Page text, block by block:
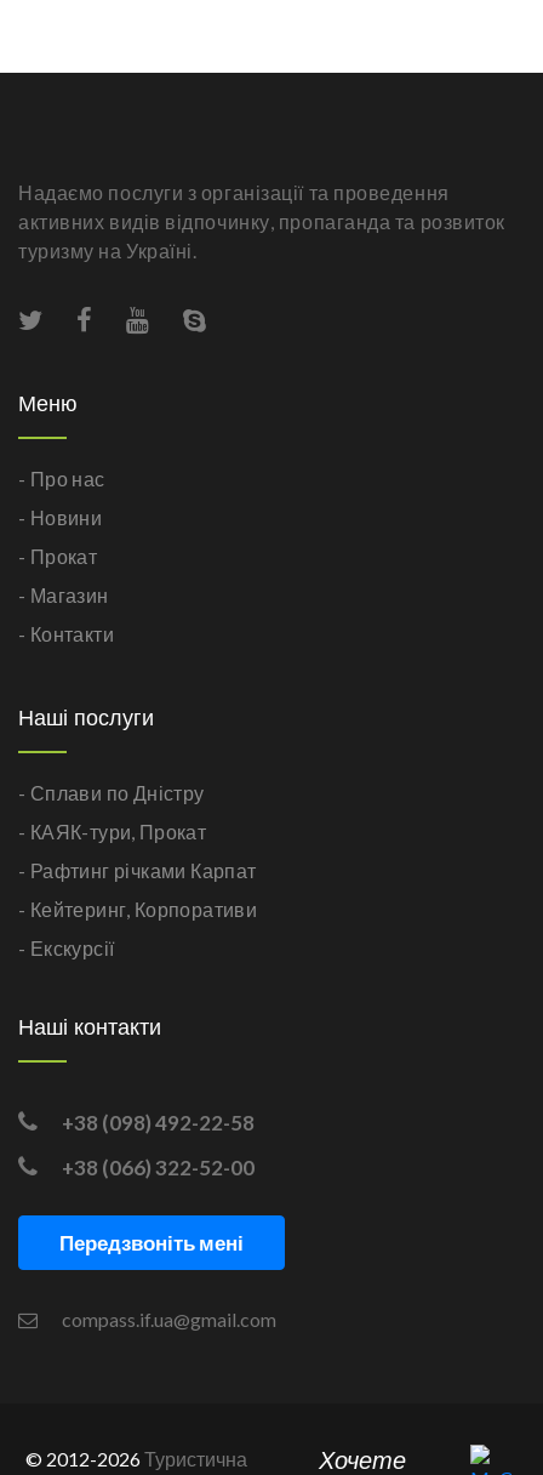
Надаємо послуги з організації та проведення
активних видів відпочинку, пропаганда та розвиток
туризму на Україні.
Меню
- Про нас
- Новини
- Прокат
- Магазин
- Контакти
Наші послуги
- Сплави по Дністру
- КАЯК-тури, Прокат
- Рафтинг річками Карпат
- Кейтеринг, Корпоративи
- Екскурсії
Наші контакти
+38 (098) 492-22-58
+38 (066) 322-52-00
Передзвоніть мені
compass.if.ua@gmail.com
© 2012-2026Туристична
Хочете